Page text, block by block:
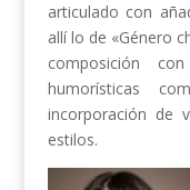
articulado con
allí lo de «Género
composición
humorísticas
incorporación de
estilos.